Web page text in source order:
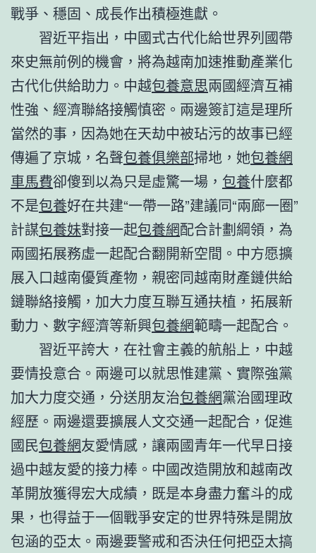
戰爭、穩固、成長作出積極進獻。
習近平指出，中國式古代化給世界列國帶
來史無前例的機會，將為越南加速推動產業化
古代化供給助力。中越包養意思兩國經濟互補
性強、經濟聯絡接觸慎密。兩邊簽訂這是理所
當然的事，因為她在天劫中被玷污的故事已經
傳遍了京城，名聲包養俱樂部掃地，她包養網
車馬費卻傻到以為只是虛驚一場， 包養什麼都
不是包養好在共建“一帶一路”建議同“兩廊一圈”
計謀包養妹對接一起包養網配合計劃綱領，為
兩國拓展務虛一起配合翻開新空間。中方愿擴
展入口越南優質產物，親密同越南財產鏈供給
鏈聯絡接觸，加大力度互聯互通扶植，拓展新
動力、數字經濟等新興包養網範疇一起配合。
習近平誇大，在社會主義的航船上，中越
要情投意合。兩邊可以就思惟建黨、實際強黨
加大力度交通，分送朋友治包養網黨治國理政
經歷。兩邊還要擴展人文交通一起配合，促進
國民包養網友愛情感，讓兩國青年一代早日接
過中越友愛的接力棒。中國改造開放和越南改
革開放獲得宏大成績，既是本身盡力奮斗的成
果，也得益于一個戰爭安定的世界特殊是開放
包涵的亞太。兩邊要警戒和否決任何把亞太搞